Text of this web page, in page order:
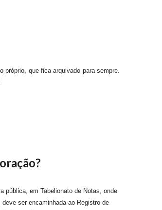
próprio, que fica arquivado para sempre.
pública, em Tabelionato de Notas, onde
ser encaminhada ao Registro de